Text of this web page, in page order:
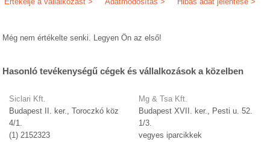
Még nem értékelte senki. Legyen Ön az első!
Hasonló tevékenységű cégek és vállalkozások a közelben
Siclari Kft.
Budapest II. ker., Toroczkó köz
4/1.
(1) 2152323
Mg & Tsa Kft.
Budapest XVII. ker., Pesti u. 52.
1/3.
vegyes iparcikkek